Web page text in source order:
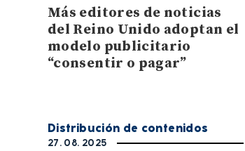
Más editores de noticias
del Reino Unido adoptan el
modelo publicitario
“consentir o pagar”
Distribución de contenidos
27. 08. 2025